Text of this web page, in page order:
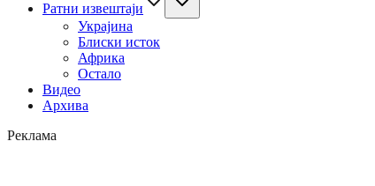
Ратни извештаји
Украјина
Блиски исток
Африка
Остало
Видео
Архива
Реклама